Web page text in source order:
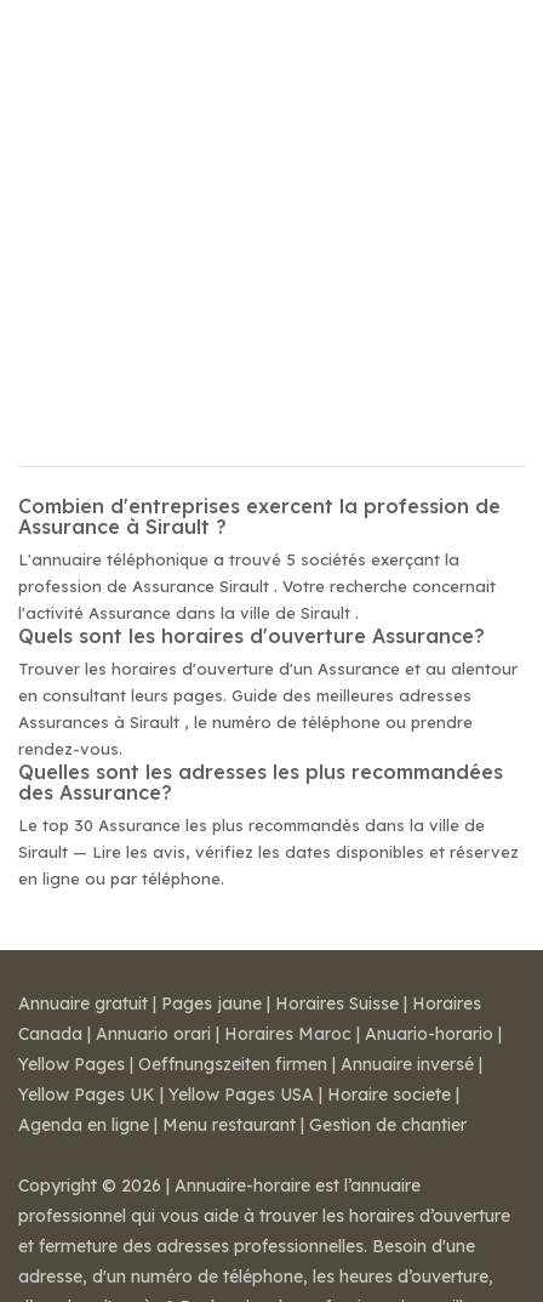
Combien d'entreprises exercent la profession de
Assurance à Sirault ?
L'annuaire téléphonique a trouvé 5 sociétés exerçant la
profession de Assurance Sirault . Votre recherche concernait
l'activité Assurance dans la ville de Sirault .
Quels sont les horaires d'ouverture Assurance?
Trouver les horaires d'ouverture d'un Assurance et au alentour
en consultant leurs pages. Guide des meilleures adresses
Assurances à Sirault , le numéro de téléphone ou prendre
rendez-vous.
Quelles sont les adresses les plus recommandées
des Assurance?
Le top 30 Assurance les plus recommandés dans la ville de
Sirault — Lire les avis, vérifiez les dates disponibles et réservez
en ligne ou par téléphone.
Annuaire gratuit | Pages jaune | Horaires Suisse | Horaires
Canada | Annuario orari | Horaires Maroc | Anuario-horario |
Yellow Pages | Oeffnungszeiten firmen | Annuaire inversé |
Yellow Pages UK | Yellow Pages USA | Horaire societe |
Agenda en ligne | Menu restaurant | Gestion de chantier
Copyright © 2026 | Annuaire-horaire est l’annuaire
professionnel qui vous aide à trouver les horaires d’ouverture
et fermeture des adresses professionnelles. Besoin d'une
adresse, d'un numéro de téléphone, les heures d’ouverture,